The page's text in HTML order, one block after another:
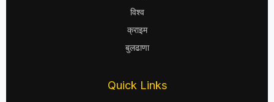
विश्व
क्राइम
बुलढाणा
Quick Links